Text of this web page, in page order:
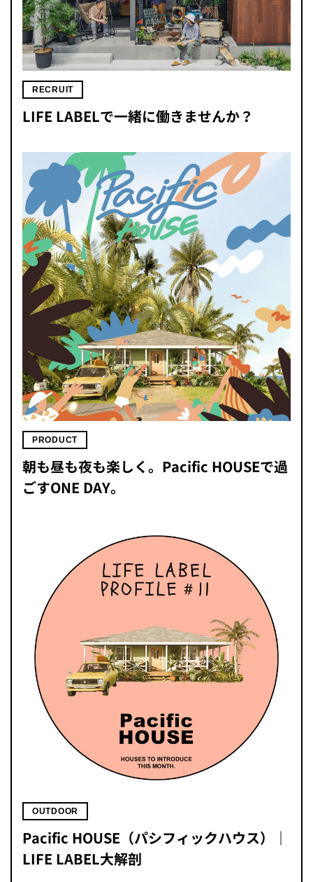
RECRUIT
LIFE LABELで一緒に働きませんか？
PRODUCT
朝も昼も夜も楽しく。Pacific HOUSEで過
ごすONE DAY。
OUTDOOR
Pacific HOUSE（パシフィックハウス）｜
LIFE LABEL大解剖